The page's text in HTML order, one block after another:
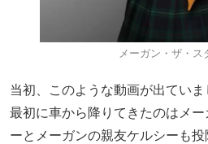
メーガン・ザ・ス
当初、このような動画が出ていま
最初に車から降りてきたのはメ
ーとメーガンの親友ケルシーも投